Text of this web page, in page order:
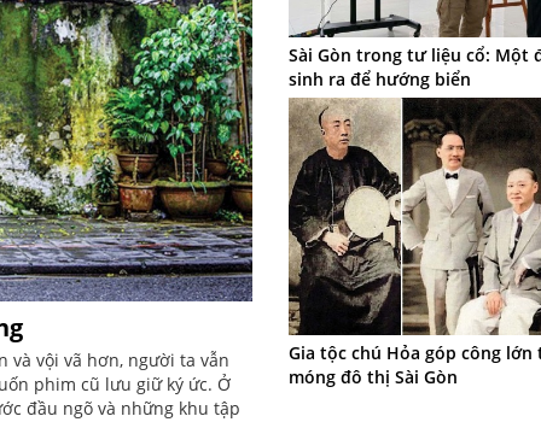
và vội vã hơn, người ta vẫn
phim cũ lưu giữ ký ức. Ở
đầu ngõ và những khu tập
Sài Gòn trong tư liệu cổ: Một
sinh ra để hướng biển
Gia tộc chú Hỏa góp công lớn
móng đô thị Sài Gòn